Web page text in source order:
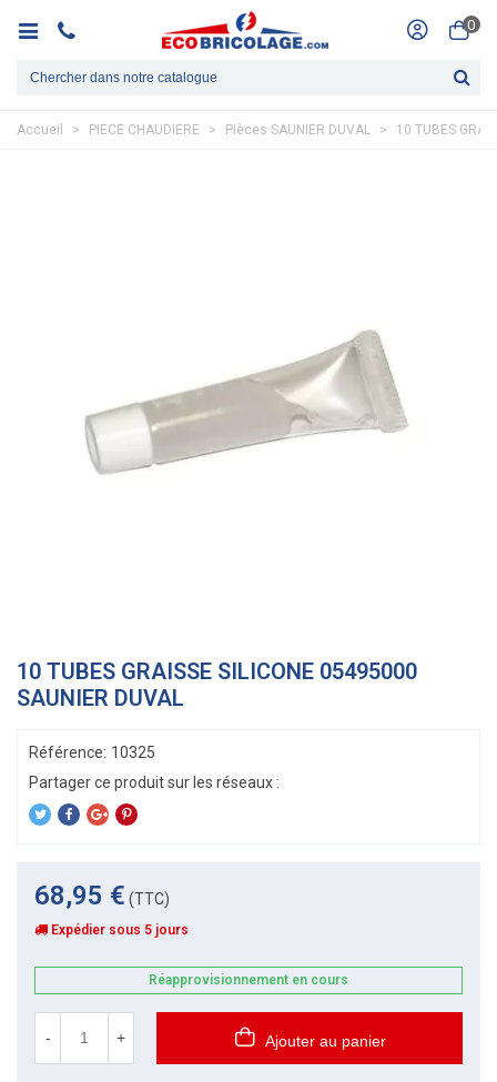
0
Accueil > PIECE CHAUDIERE > Pièces SAUNIER DUVAL > 10 TUBES
10 TUBES GRAISSE SILICONE 05495000
SAUNIER DUVAL
Référence: 10325
68,95 € (TTC)
Expédier sous 5 jours
Réapprovisionnement en cours
- + Ajouter au panier